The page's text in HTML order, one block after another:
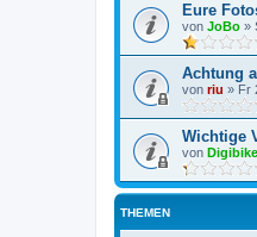
Eure
von JoBo »
Achtung
von riu » Fr
Wichtige
von Digibike
THEMEN